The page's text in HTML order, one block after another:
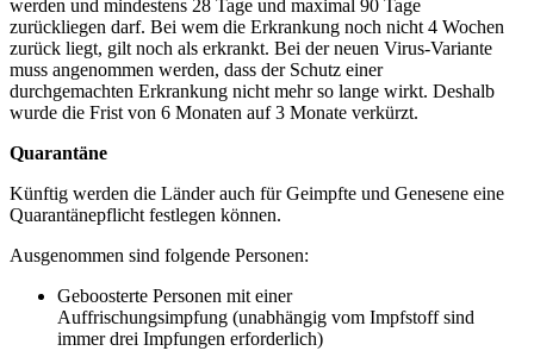
werden und mindestens 28 Tage und maximal 90 Tage
zurückliegen darf. Bei wem die Erkrankung noch nicht 4 Wochen
zurück liegt, gilt noch als erkrankt. Bei der neuen Virus-Variante
muss angenommen werden, dass der Schutz einer
durchgemachten Erkrankung nicht mehr so lange wirkt. Deshalb
wurde die Frist von 6 Monaten auf 3 Monate verkürzt.
Quarantäne
Künftig werden die Länder auch für Geimpfte und Genesene eine
Quarantänepflicht festlegen können.
Ausgenommen sind folgende Personen:
Geboosterte Personen mit einer
Auffrischungsimpfung (unabhängig vom Impfstoff sind
immer drei Impfungen erforderlich)